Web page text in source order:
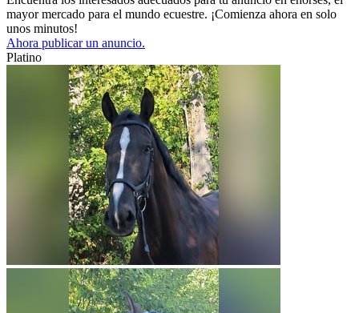
mayor mercado para el mundo ecuestre. ¡Comienza ahora en solo
unos minutos!
Ahora publicar un anuncio.
Platino